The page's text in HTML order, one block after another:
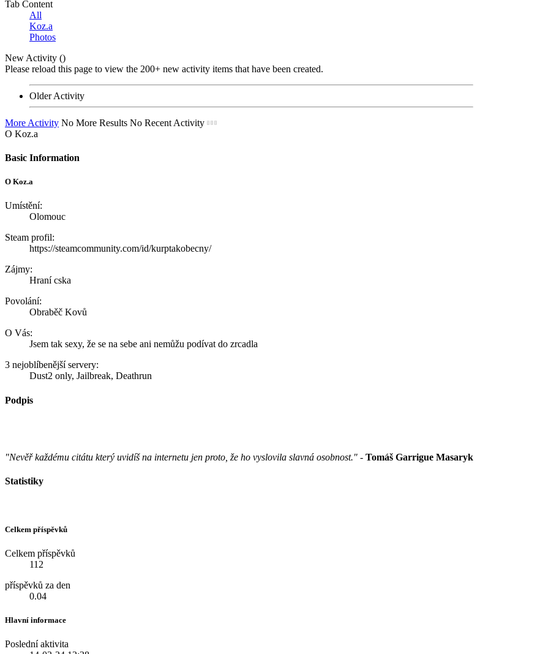
Tab Content
All
Koz.a
Photos
New Activity ()
Please reload this page to view the 200+ new activity items that have been created.
Older Activity
More Activity No More Results No Recent Activity
O Koz.a
Basic Information
O Koz.a
Umístění:
Olomouc
Steam profil:
https://steamcommunity.com/id/kurptakobecny/
Zájmy:
Hraní cska
Povolání:
Obraběč Kovů
O Vás:
Jsem tak sexy, že se na sebe ani nemůžu podívat do zrcadla
3 nejoblíbenější servery:
Dust2 only, Jailbreak, Deathrun
Podpis
"Nevěř každému citátu který uvidíš na internetu jen proto, že ho vyslovila slavná osobnost." - Tomáš Garrigue Masaryk
Statistiky
Celkem příspěvků
Celkem příspěvků
112
příspěvků za den
0.04
Hlavní informace
Poslední aktivita